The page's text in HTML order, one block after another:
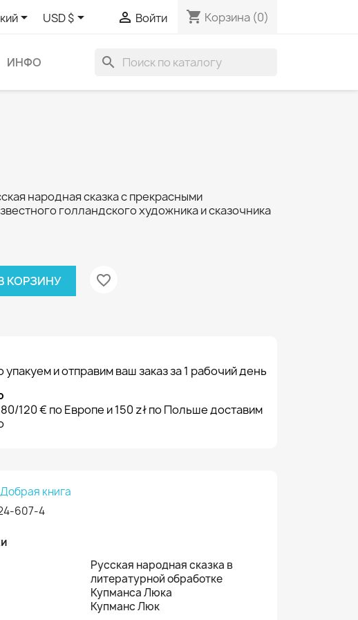
 USD $  Войти shopping_cart Корзина (0)
ИНФО search
народная сказка с прекрасными
голландского художника и сказочника
КОРЗИНУ favorite_border
упакуем и отправим ваш заказ за 1 рабочий день
120 € по Европе и 150 zł по Польше доставим
Добрая книга
607-4
Русская народная сказка в
литературной обработке
Купманса Люка
Купманс Люк